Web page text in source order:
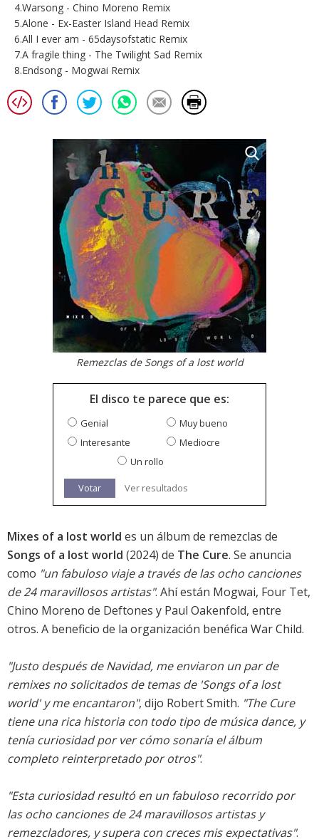
4.Warsong - Chino Moreno Remix
5.Alone - Ex-Easter Island Head Remix
6.All I ever am - 65daysofstatic Remix
7.A fragile thing - The Twilight Sad Remix
8.Endsong - Mogwai Remix
Remezclas de Songs of a lost world
El disco te parece que es:
Genial
Muy bueno
Interesante
Mediocre
Un rollo
Votar Ver resultados
Mixes of a lost world es un álbum de remezclas de
Songs of a lost world (2024) de The Cure. Se anuncia
como "un fabuloso viaje a través de las ocho canciones
de 24 maravillosos artistas". Ahí están Mogwai, Four Tet,
Chino Moreno de Deftones y Paul Oakenfold, entre
otros. A beneficio de la organización benéfica War Child.
"Justo después de Navidad, me enviaron un par de
remixes no solicitados de temas de 'Songs of a lost
world' y me encantaron", dijo Robert Smith. "The Cure
tiene una rica historia con todo tipo de música dance, y
tenía curiosidad por ver cómo sonaría el álbum
completo reinterpretado por otros".
"Esta curiosidad resultó en un fabuloso recorrido por
las ocho canciones de 24 maravillosos artistas y
remezcladores, y supera con creces mis expectativas".